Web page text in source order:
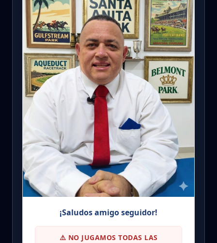
¡Saludos amigo seguidor!
⚠️ NO JUGAMOS TODAS LAS